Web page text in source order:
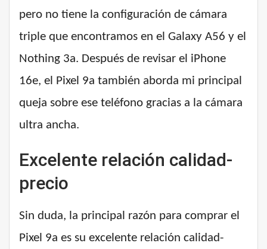
pero no tiene la configuración de cámara
triple que encontramos en el Galaxy A56 y el
Nothing 3a. Después de revisar el iPhone
16e, el Pixel 9a también aborda mi principal
queja sobre ese teléfono gracias a la cámara
ultra ancha.
Excelente relación calidad-
precio
Sin duda, la principal razón para comprar el
Pixel 9a es su excelente relación calidad-